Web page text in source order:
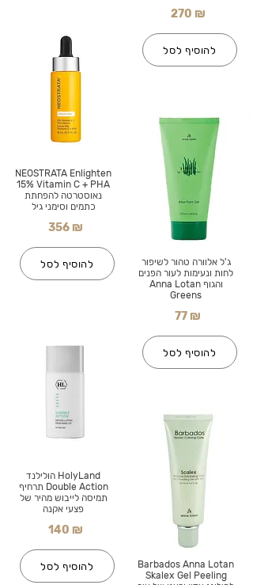
NEOSTRATA Enlighten
15% Vitamin C + PHA
נאוסטרטה להפחתת
כתמים וסימני גיל
356 ₪
להוסיף לסל
HolyLand הולילנד
Double Action תרחיף
תמיסה לייבוש מהיר של
פצעי אקנה
140 ₪
להוסיף לסל
270 ₪
להוסיף לסל
ג'ל אלוורה טהור לשיפור
לחות ונעימות לעור הפנים
והגוף Anna Lotan
Greens
77 ₪
להוסיף לסל
Barbados Anna Lotan
Skalex Gel Peeling